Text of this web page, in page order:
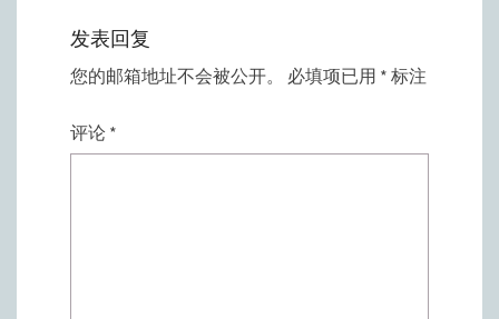
发表回复
您的邮箱地址不会被公开。 必填项已用 * 标注
评论 *